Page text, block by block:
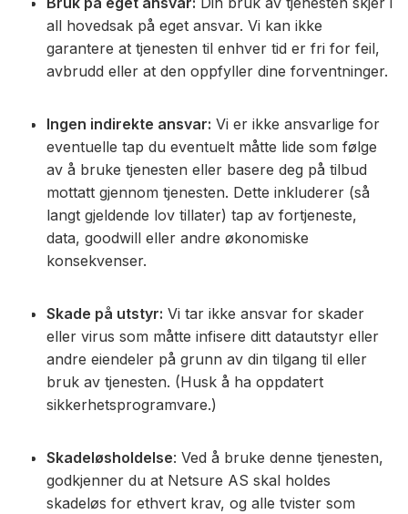
all hovedsak på eget ansvar. Vi kan ikke
garantere at tjenesten til enhver tid er fri for feil,
avbrudd eller at den oppfyller dine forventninger.
Ingen indirekte ansvar: Vi er ikke ansvarlige for
eventuelle tap du eventuelt måtte lide som følge
av å bruke tjenesten eller basere deg på tilbud
mottatt gjennom tjenesten. Dette inkluderer (så
langt gjeldende lov tillater) tap av fortjeneste,
data, goodwill eller andre økonomiske
konsekvenser.
Skade på utstyr: Vi tar ikke ansvar for skader
eller virus som måtte infisere ditt datautstyr eller
andre eiendeler på grunn av din tilgang til eller
bruk av tjenesten. (Husk å ha oppdatert
sikkerhetsprogramvare.)
Skadeløsholdelse: Ved å bruke denne tjenesten,
godkjenner du at Netsure AS skal holdes
skadeløs for ethvert krav, og alle tvister som